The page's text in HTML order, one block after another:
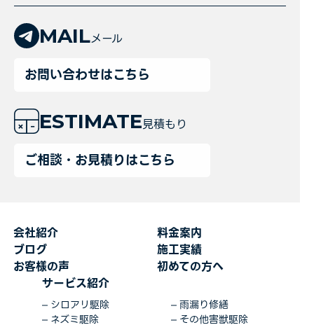
MAILメール
お問い合わせはこちら
ESTIMATE見積もり
ご相談・お見積りはこちら
会社紹介
料金案内
ブログ
施工実績
お客様の声
初めての方へ
サービス紹介
シロアリ駆除
雨漏り修繕
ネズミ駆除
その他害獣駆除